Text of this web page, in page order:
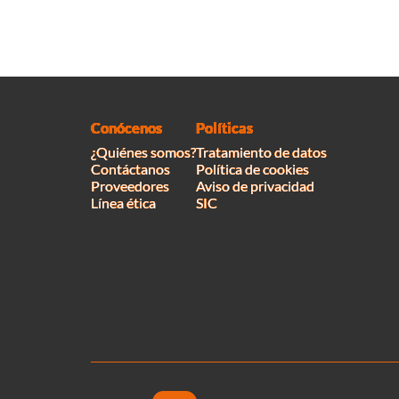
Conócenos
¿Quiénes somos?
Contáctanos
Proveedores
Línea ética
Políticas
Tratamiento de datos
Política de cookies
Aviso de privacidad
SIC